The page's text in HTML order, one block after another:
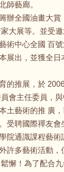
師藝廊。
辦全國油畫大賞
大展等。並受
術中心全國 百號
展出，並獲全日
的推展，於
會主任委員，
土藝術的推 廣
受聘國際禪友會
院通識課程藝術
許多藝術活動，
懈！為了配合